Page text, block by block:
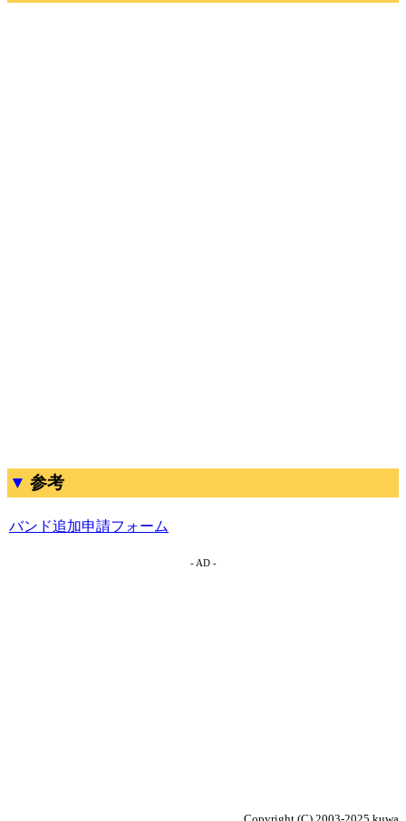
参考
バンド追加申請フォーム
- AD -